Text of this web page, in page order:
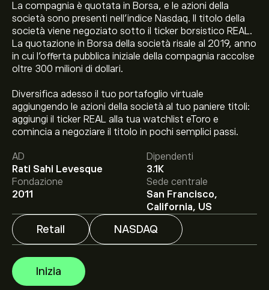
La compagnia è quotata in Borsa, e le azioni della
società sono presenti nell'indice Nasdaq. Il titolo della
società viene negoziato sotto il ticker borsistico REAL.
La quotazione in Borsa della società risale al 2019, anno
in cui l'offerta pubblica iniziale della compagnia raccolse
oltre 300 milioni di dollari.
Diversifica adesso il tuo portafoglio virtuale
aggiungendo le azioni della società al tuo paniere titoli:
aggiungi il ticker REAL alla tua watchlist eToro e
comincia a negoziare il titolo in pochi semplici passi.
AD
Rati Sahi Levesque
Dipendenti
3.1K
Fondazione
2011
Sede centrale
San Francisco,
California, US
Retail NASDAQ
Inizia
Il prezzo attuale delle azioni REAL è di 12.77‎$‎.
Il target di prezzo medio per le azioni RealReal Inc è di
12.77‎$‎.
su eToro per previsioni dettagliate degli
Gli analisti offrono previsioni per le azioni RealReal Inc
basate su tendenze di mercato, rapporti finanziari e
crescita prevista. Consulta le previsioni recenti per i
futuri movimenti dei prezzi.
La capitalizzazione di mercato di RealReal Inc è 1.54B‎$‎